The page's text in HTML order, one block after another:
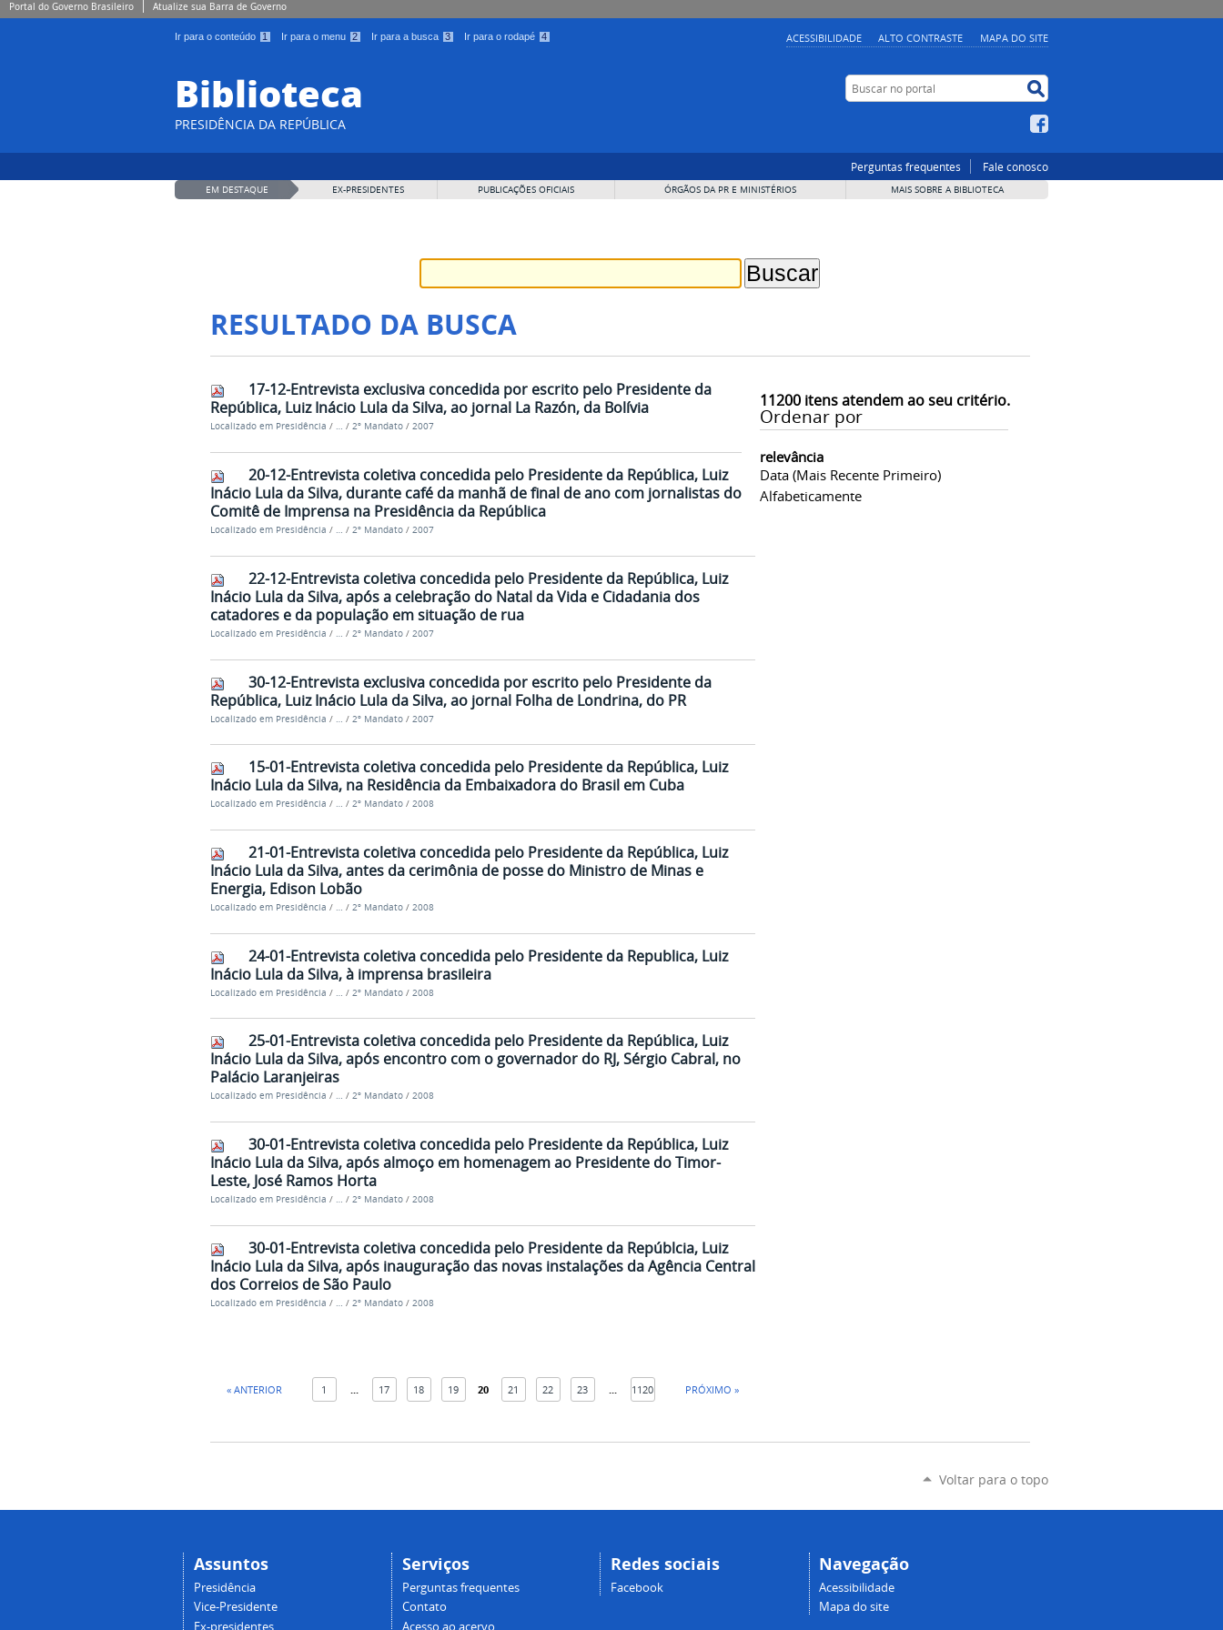
Portal do Governo Brasileiro Atualize sua Barra de Governo
Ir para o conteúdo 1 Ir para o menu 2 Ir para a busca 3 Ir para o rodapé 4 ACESSIBILIDADE ALTO CONTRASTE MAPA DO SITE
Biblioteca
PRESIDÊNCIA DA REPÚBLICA
Buscar no portal
Perguntas frequentes Fale conosco
EM DESTAQUE EX-PRESIDENTES PUBLICAÇÕES OFICIAIS ÓRGÃOS DA PR E MINISTÉRIOS MAIS SOBRE A BIBLIOTECA
RESULTADO DA BUSCA
11200itens atendem ao seu critério.
Ordenar por
relevância
Data (mais Recente Primeiro)
Alfabeticamente
17-12-Entrevista exclusiva concedida por escrito pelo Presidente da
República, Luiz Inácio Lula da Silva, ao jornal La Razón, da Bolívia
Localizado em Presidência / … / 2º Mandato / 2007
20-12-Entrevista coletiva concedida pelo Presidente da República, Luiz
Inácio Lula da Silva, durante café da manhã de final de ano com jornalistas do
Comitê de Imprensa na Presidência da República
Localizado em Presidência / … / 2º Mandato / 2007
22-12-Entrevista coletiva concedida pelo Presidente da República, Luiz
Inácio Lula da Silva, após a celebração do Natal da Vida e Cidadania dos
catadores e da população em situação de rua
Localizado em Presidência / … / 2º Mandato / 2007
30-12-Entrevista exclusiva concedida por escrito pelo Presidente da
República, Luiz Inácio Lula da Silva, ao jornal Folha de Londrina, do PR
Localizado em Presidência / / 2º Mandato / 2007
15-01-Entrevista coletiva concedida pelo Presidente da República, Luiz
Inácio Lula da Silva, na Residência da Embaixadora do Brasil em Cuba
Localizado em Presidência / … / 2º Mandato / 2008
21-01-Entrevista coletiva concedida pelo Presidente da República, Luiz
Inácio Lula da Silva, antes da cerimônia de posse do Ministro de Minas e
Energia, Edison Lobão
Localizado em Presidência / … / 2º Mandato / 2008
24-01-Entrevista coletiva concedida pelo Presidente da Republica, Luiz
Inácio Lula da Silva, à imprensa brasileira
Localizado em Presidência / … / 2º Mandato / 2008
25-01-Entrevista coletiva concedida pelo Presidente da República, Luiz
Inácio Lula da Silva, após encontro com o governador do RJ, Sérgio Cabral, no
Palácio Laranjeiras
Localizado em Presidência / … / 2º Mandato / 2008
30-01-Entrevista coletiva concedida pelo Presidente da República, Luiz
Inácio Lula da Silva, após almoço em homenagem ao Presidente do Timor-
Leste, José Ramos Horta
Localizado em Presidência / … / 2º Mandato / 2008
30-01-Entrevista coletiva concedida pelo Presidente da Repúblcia, Luiz
Inácio Lula da Silva, após inauguração das novas instalações da Agência Central
dos Correios de São Paulo
Localizado em Presidência / … / 2º Mandato / 2008
« ANTERIOR 1 17 18 19 20 21 22 23 1120 PRÓXIMO »
Voltar para o topo
Assuntos
Presidência
Vice-Presidente
Ex-presidentes
Serviços
Perguntas frequentes
Contato
Acesso ao acervo
Redes sociais
Facebook
Navegação
Acessibilidade
Mapa do site